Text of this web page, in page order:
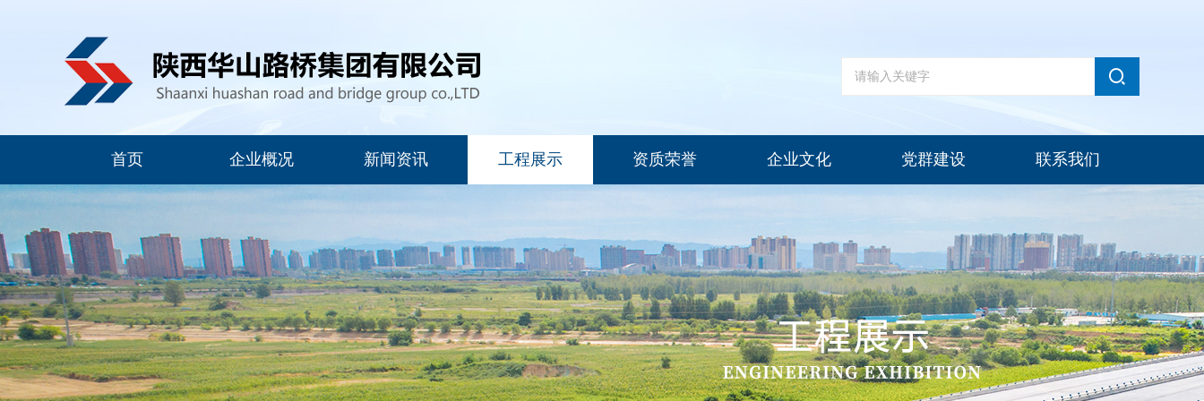
首页 企业概况 新闻资讯 工程展示 资质荣誉 企业文化 党群建设 联系我们